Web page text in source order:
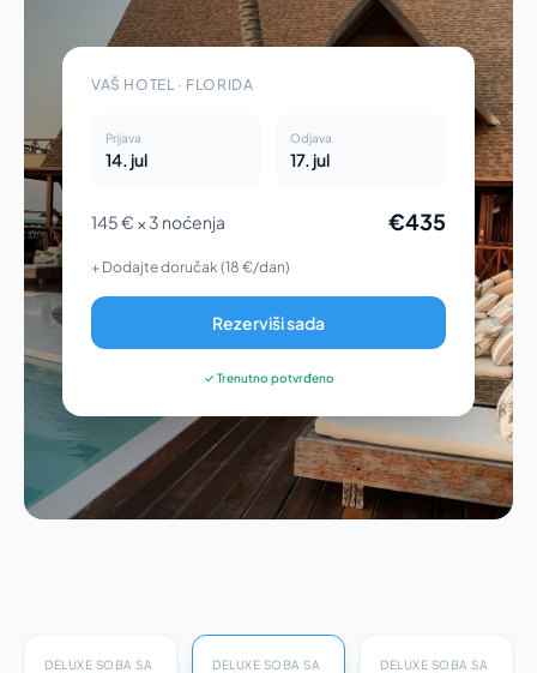
VAŠ HOTEL · FLORIDA
Prijava
14. jul
Odjava
17. jul
145 € × 3 noćenja €435
+ Dodajte doručak (18 €/dan)
Rezerviši sada
✓ Trenutno potvrđeno
DELUXE SOBA SA
DELUXE SOBA SA
DELUXE SOBA SA